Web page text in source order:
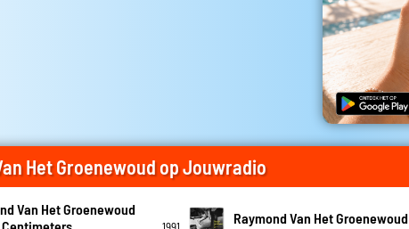
Het Groenewoud op Jouwradio
Van Het Groenewoud
Raymond Van Het Groenewoud